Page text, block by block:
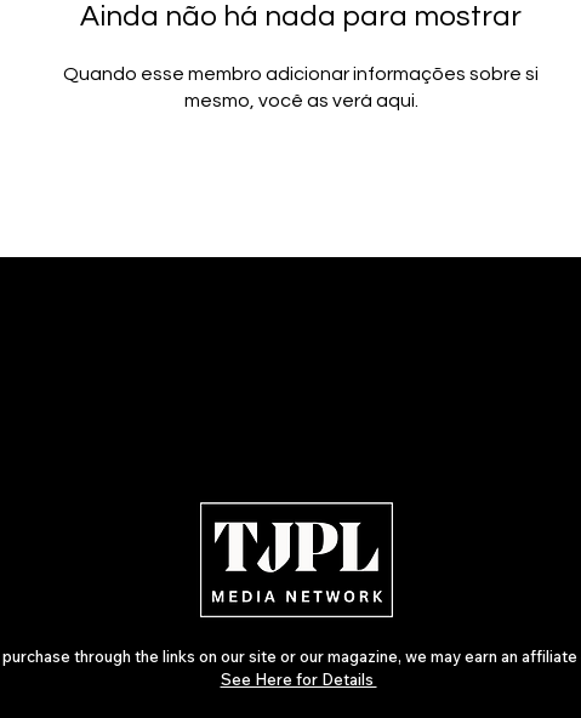
Ainda não há nada para mostrar
Quando esse membro adicionar informações sobre si
mesmo, você as verá aqui.
through the links on our site or our magazine, we may earn an
See Here for Details